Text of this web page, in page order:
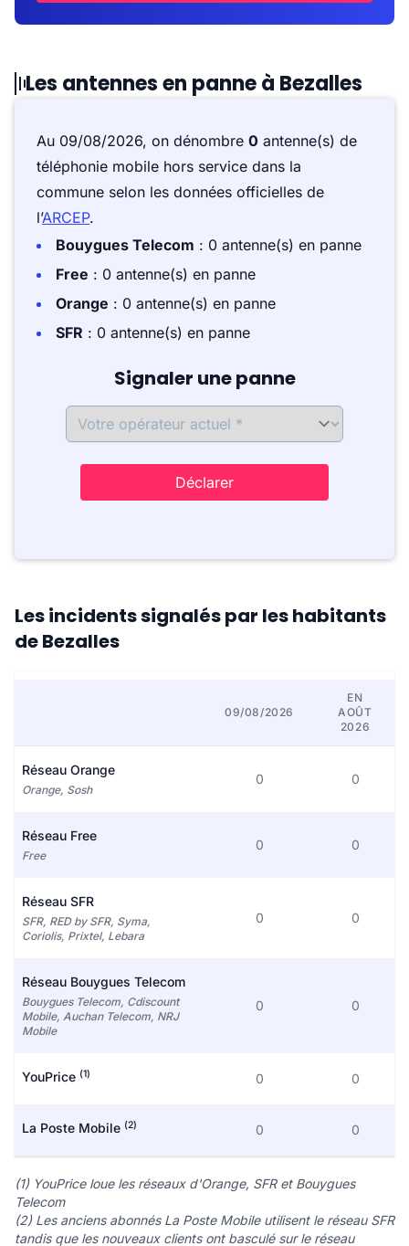
Les antennes en panne à Bezalles
Au 09/08/2026, on dénombre 0 antenne(s) de
téléphonie mobile hors service dans la
commune selon les données officielles de
l’ARCEP.
Bouygues Telecom : 0 antenne(s) en panne
Free : 0 antenne(s) en panne
Orange : 0 antenne(s) en panne
SFR : 0 antenne(s) en panne
Signaler une panne
Déclarer
Les incidents signalés par les habitants
de Bezalles
09/08/2026
EN
AOÛT
2026
Réseau Orange
Orange, Sosh
0 0
Réseau Free
Free
0 0
Réseau SFR
SFR, RED by SFR, Syma,
Coriolis, Prixtel, Lebara
0 0
Réseau Bouygues Telecom
Bouygues Telecom, Cdiscount
Mobile, Auchan Telecom, NRJ
Mobile
0 0
YouPrice (1) 0 0
La Poste Mobile (2) 0 0
(1) YouPrice loue les réseaux d'Orange, SFR et Bouygues
Telecom
(2) Les anciens abonnés La Poste Mobile utilisent le réseau SFR
tandis que les nouveaux clients ont basculé sur le réseau